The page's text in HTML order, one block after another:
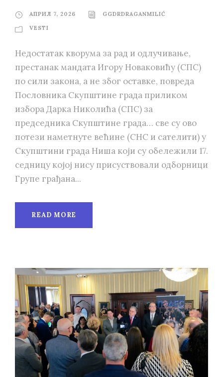
АПРИЛ 7, 2026
GGDRDRAGANMILIĆ
VESTI
Недостатак кворума за рад и одлучивање,
престанак мандата Игору Новаковићу (СПС)
по сили закона, а не због оставке, повреда
Пословника Скупштине града приликом
избора Дарка Николића (СПС) за
председника Скупштине града… све су ово
потези наметнуте већине (СНС и сателити) у
Скупштини града Ниша који су обележили 17.
седницу којој нису присуствовали одборници
Групе грађана...
READ MORE